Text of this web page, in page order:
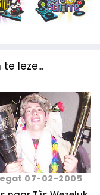
leze...
07-02-2005